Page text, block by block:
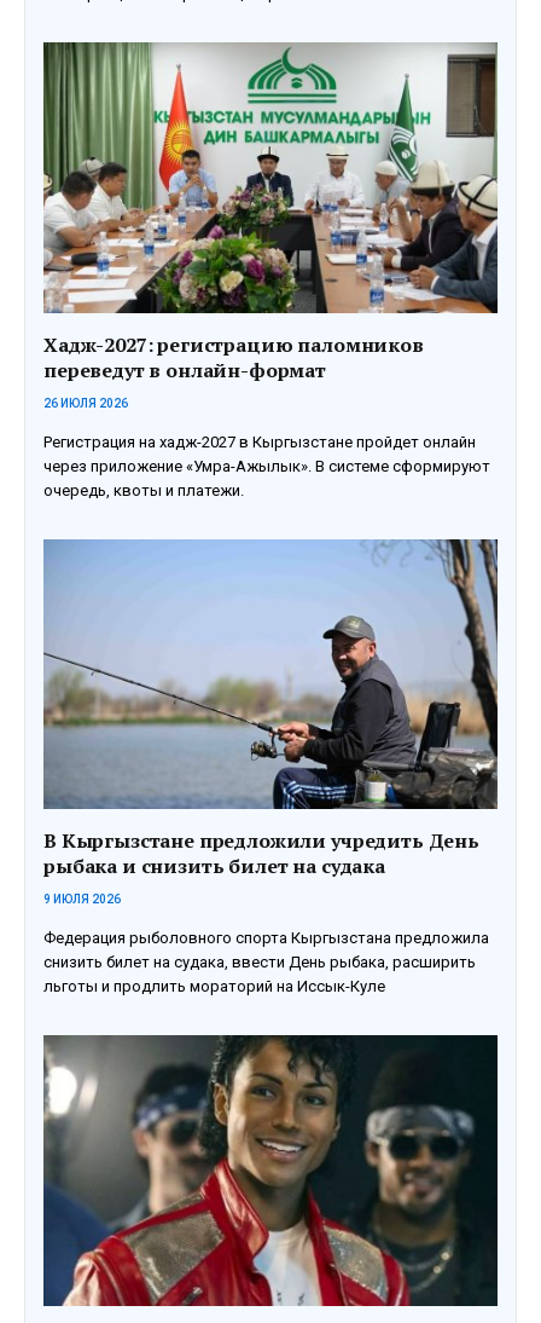
Хадж-2027: регистрацию паломников
переведут в онлайн-формат
26 ИЮЛЯ 2026
Регистрация на хадж-2027 в Кыргызстане пройдет онлайн
через приложение «Умра-Ажылык». В системе сформируют
очередь, квоты и платежи.
В Кыргызстане предложили учредить День
рыбака и снизить билет на судака
9 ИЮЛЯ 2026
Федерация рыболовного спорта Кыргызстана предложила
снизить билет на судака, ввести День рыбака, расширить
льготы и продлить мораторий на Иссык-Куле